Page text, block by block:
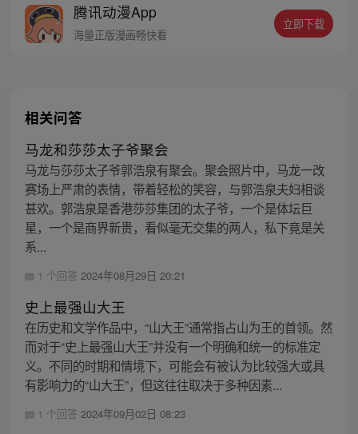
丝群：481670726
腾讯动漫App
海量正版漫画畅快看
立即下载
相关问答
马龙和莎莎太子爷聚会
马龙与莎莎太子爷郭浩泉有聚会。聚会照片中，马龙一改
赛场上严肃的表情，带着轻松的笑容，与郭浩泉夫妇相谈
甚欢。郭浩泉是香港莎莎集团的太子爷，一个是体坛巨
星，一个是商界新贵，看似毫无交集的两人，私下竟是关
系...
1 个回答 2024年08月29日 20:21
史上最强山大王
在历史和文学作品中，“山大王”通常指占山为王的首领。然
而对于“史上最强山大王”并没有一个明确和统一的标准定
义。不同的时期和情境下，可能会有被认为比较强大或具
有影响力的“山大王”，但这往往取决于多种因素...
1 个回答 2024年09月02日 08:23